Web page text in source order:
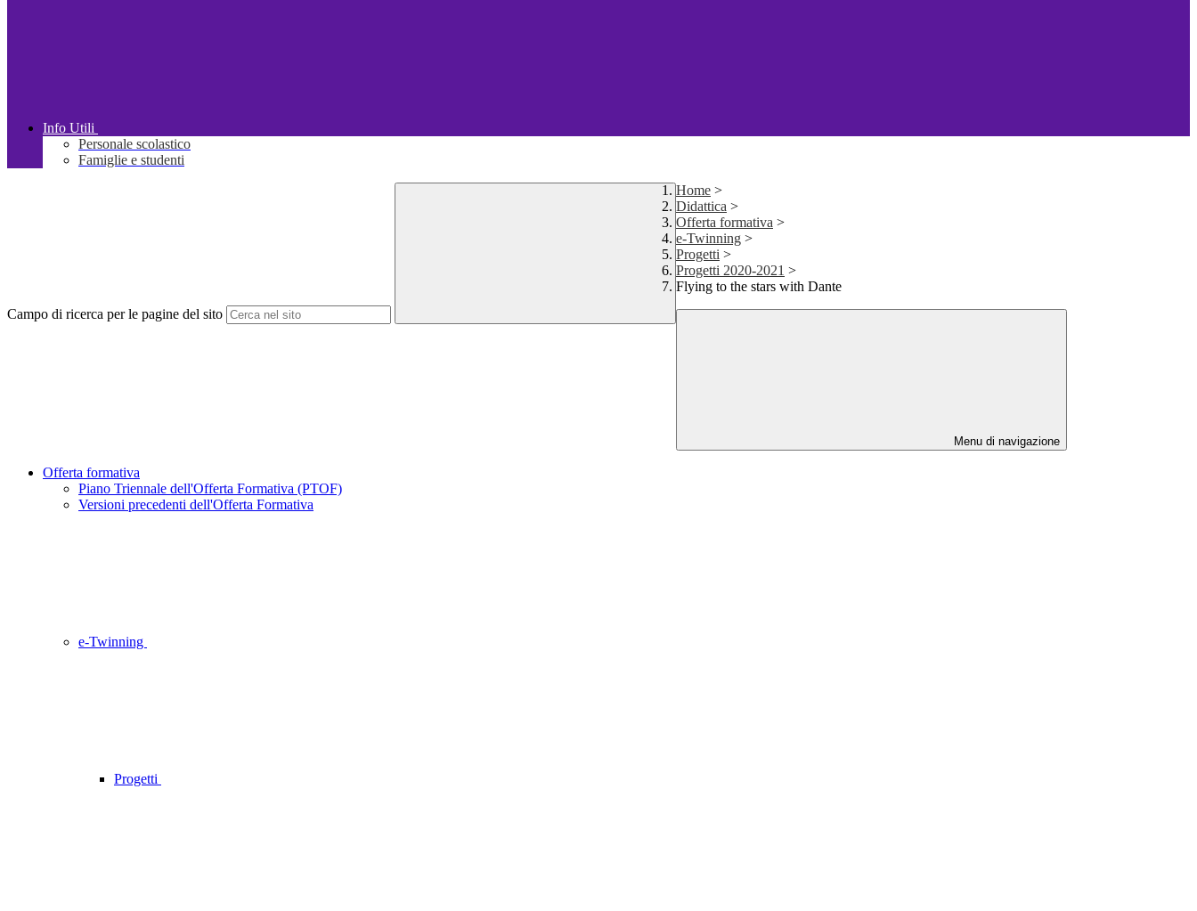
Info Utili
Personale scolastico
Famiglie e studenti
Campo di ricerca per le pagine del sito
Home >
Didattica >
Offerta formativa >
e-Twinning >
Progetti >
Progetti 2020-2021 >
Flying to the stars with Dante
Menu di navigazione
Offerta formativa
Piano Triennale dell'Offerta Formativa (PTOF)
Versioni precedenti dell'Offerta Formativa
e-Twinning
Progetti